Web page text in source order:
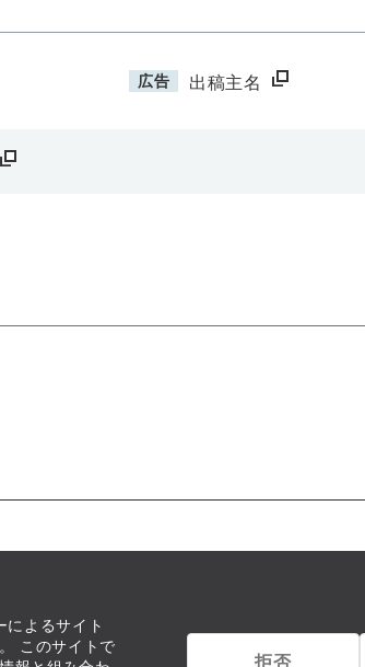
によるサイト
このサイトで
拒否
広告 出稿主名